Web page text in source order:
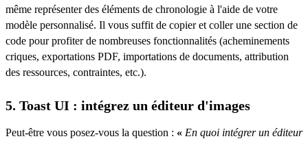
même représenter des éléments de chronologie à l'aide de votre
modèle personnalisé. Il vous suffit de copier et coller une section de
code pour profiter de nombreuses fonctionnalités (acheminements
criques, exportations PDF, importations de documents, attribution
des ressources, contraintes, etc.).
5. Toast UI : intégrez un éditeur d'images
Peut-être vous posez-vous la question : « En quoi intégrer un éditeur